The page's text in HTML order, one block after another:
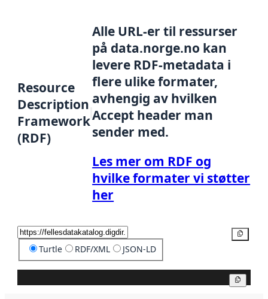
Resource
Description
Framework
(RDF)
Alle URL-er til ressurser
på data.norge.no kan
levere RDF-metadata i
flere ulike formater,
avhengig av hvilken
Accept header man
sender med.
Les mer om RDF og
hvilke formater vi støtter
her
Turtle RDF/XML JSON-LD